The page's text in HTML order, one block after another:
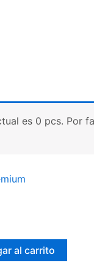
es 0 pcs. Por
al carrito